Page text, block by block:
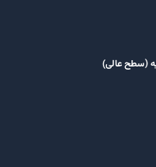
(سطح عالی)